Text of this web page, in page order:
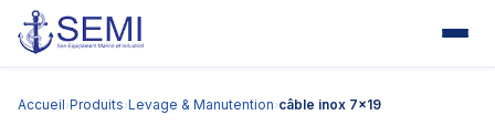
Accueil›Produits›Levage & Manutention›câble inox 7x19